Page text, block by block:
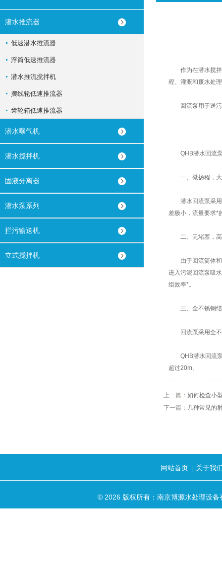
潜水推流器
低速潜水推流器
浮筒低速推流器
潜水推流搅拌机
摆线轮低速推流器
齿轮箱低速推流器
潜水曝气机
潜水搅拌机
固液分离器
潜水泵系列
拦污输送机
立式搅拌机
作为在潜水搅拌
程、灌溉和废水处
回流泵用于送污
QHB潜水回流泵
一、微扬程，大
潜水回流泵采用
差极小，流量要求*
二、无堵塞，高
由于回流筒体和
进入污泥回流泵吸
组效率*。
三、全不锈钢结
回流泵采用全不
QHB潜水回流泵
超过20m。
上一篇： 如何检查小
下一篇： 几种常见的
网站首页 关于我
© 2026 版权所有：南京博源水处理设